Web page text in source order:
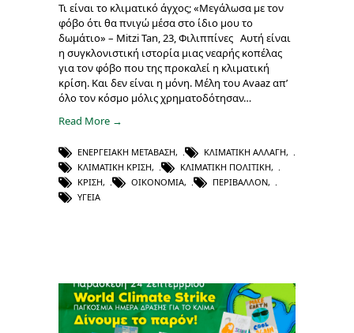
Τι είναι το κλιματικό άγχος; «Μεγάλωσα με τον
φόβο ότι θα πνιγώ μέσα στο ίδιο μου το
δωμάτιο» – Mitzi Tan, 23, Φιλιππίνες Αυτή είναι
η συγκλονιστική ιστορία μιας νεαρής κοπέλας
για τον φόβο που της προκαλεί η κλιματική
κρίση. Και δεν είναι η μόνη. Μέλη του Avaaz απ’
όλο τον κόσμο μόλις χρηματοδότησαν…
Read More →
ΕΝΕΡΓΕΙΑΚΉ ΜΕΤΆΒΑΣΗ, ΚΛΙΜΑΤΙΚΉ ΑΛΛΑΓΉ,
ΚΛΙΜΑΤΙΚΉ ΚΡΊΣΗ, ΚΛΙΜΑΤΙΚΉ ΠΟΛΙΤΙΚΉ,
ΚΡΊΣΗ, ΟΙΚΟΝΟΜΊΑ, ΠΕΡΙΒΆΛΛΟΝ,
ΥΓΕΊΑ